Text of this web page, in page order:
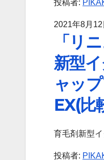
投稿者:
2021年8月12
「リ
新型
ャッ
EX(比
育毛剤新型
投稿者: